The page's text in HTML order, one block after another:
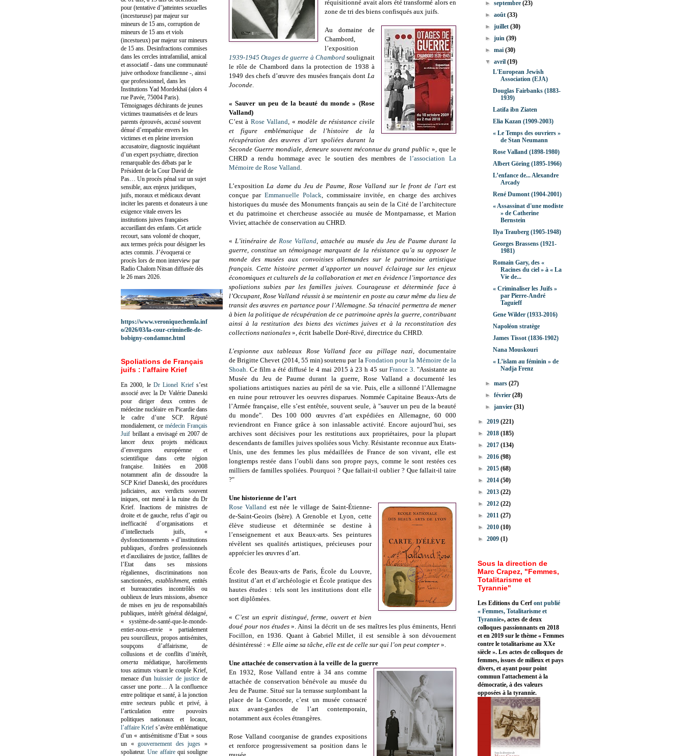
réquisitionné avait alors été transformé alors en
zone de tri des biens confisqués aux juifs.
Au domaine de
Chambord,
l’exposition
1939-1945 Otages de guerre à Chambordsoulignait
le rôle de Chambord dans la protection de 1938 à
1949 des chefs d’œuvre des musées français dont La
Joconde.
« Sauver un peu de la beauté du monde » (Rose
Valland)
C’est à Rose Valland, «modèle de résistance civile
et figure emblématique de l’histoire de la
récupération des œuvres d’art spoliées durant la
Seconde Guerre mondiale, demeure souvent méconnue du grand public », que le
CHRD a rendu hommage avec le soutien des membres del’association La
Mémoire de Rose Valland.
L’expositionLa dame du Jeu de Paume, Rose Valland sur le front de l'artest
conçue par Emmanuelle Polack, commissaire invitée, en charge des archives
historiques du musée des Monuments français au sein de la Cité de l’architecture
et du patrimoine et chercheuse associée au musée de Montparnasse, et Marion
Vivier, attachée de conservation au CHRD.
«L’itinéraire deRose Valland, attachée au musée du Jeu de Paume durant la
guerre, constitue un témoignage marquant de la résistance qu’a su opposer le
monde des musées aux convoitises allemandes sur le patrimoine artistique
français. Cette histoire permet d’apporter un nouvel éclairage sur les enjeux
économiques et culturels de la collaboration et met en évidence l’importance des
spoliations subies par les familles juives. Courageuse et déterminée face à
l’Occupant, Rose Valland réussit à se maintenir en poste au cœur même du lieu de
transit des œuvres en partance pour l’Allemagne. Sa ténacité permettra de mener
à bien la politique de récupération de ce patrimoine après la guerre, contribuant
ainsi à la restitution des biens des victimes juives et à la reconstitution des
collections nationales », écrit Isabelle Doré-Rivé, directrice du CHRD.
L'espionne aux tableaux Rose Valland face au pillage nazi, documentaire
de Brigitte Chevet (2014, 55 min) soutenu par la Fondation pour la Mémoire de la
Shoah. Ce film a été diffusé le 4 mai 2015 à 23 h 45 sur France 3. "Assistante au
Musée du Jeu de Paume durant la guerre, Rose Valland a documenté les
spoliations artistiques nazies au péril de sa vie. Puis, elle a sillonné l’Allemagne
en ruine pour retrouver les oeuvres disparues. Nommée Capitaine Beaux-Arts de
l’Armée française, elle s’est entêtée, souvent seule, à "sauver un peu de la beauté
du monde". Des 100 000 œuvres d’art expédiées en Allemagne, 60 000
reviendront en France grâce à son inlassable activité. Encore aujourd’hui, ses
archives sont décisives pour les restitutions aux propriétaires, pour la plupart
descendants de familles juives spoliées sous Vichy. Résistante reconnue aux Etats-
Unis, une des femmes les plus médaillées de France de son vivant, elle est
longtemps restée dans l’oubli dans son propre pays, comme le sont restées ces
milliers de familles spoliées. Pourquoi ? Que fallait-il oublier ? Que fallait-il taire
?"
Une historienne de l’art
Rose Valland est née le village de Saint-Étienne-
de-Saint-Geoirs (Isère). A Grenoble et Lyon, cette
élève studieuse et déterminée se destine à
l’enseignement et aux Beaux-arts. Ses peintures
révèlent ses qualités artistiques, précieuses pour
apprécier les œuvres d’art.
École des Beaux-arts de Paris, École du Louvre,
Institut d’art et d’archéologie et École pratique des
hautes études : tels sont les institutions dont elle
sort diplômées.
«C’est un esprit distingué, ferme, ouvert et bien
doué pour nos études». Ainsi la décrit un de ses maîtres les plus éminents, Henri
Focillon, en 1936. Quant à Gabriel Millet, il est sensible à son dévouement
désintéressé : « Elle aime sa tâche, elle est de celle sur qui l’on peut compter ».
Une attachée de conservation à la veille de la guerre
En 1932, Rose Valland entre à 34 ans comme
attachée de conservation bénévole au musée du
Jeu de Paume. Situé sur la terrasse surplombant la
place de la Concorde, c’est un musée consacré
aux avant-gardes de l’art contemporain,
notamment aux écoles étrangères.
Rose Valland coorganise de grandes expositions
et renforce progressivement sa position dans le
pour (tentative d’)atteintes sexuelles
(incestueuse) par majeur sur
mineurs de 15 ans, corruption de
mineurs de 15 ans et viols
(incestueux) par majeur sur mineurs
de 15 ans. Desinfractions commises
dans les cercles intrafamilial, amical
et associatif - dans une communauté
juive orthodoxe francilienne -, ainsi
que professionnel, dans les
Institutions Yad Mordekhaï (alors 4
rue Pavée, 75004 Paris).
Témoignages déchirants de jeunes
victimes traumatisées et de leurs
parents éprouvés, accusé souvent
dénué d’empathie envers les
victimes et en pleine inversion
accusatoire, diagnostic inquiétant
d’un expert psychiatre, direction
remarquable des débats par le
Président de la Cour David de
Pas… Un procès pénal sur un sujet
sensible, aux enjeux juridiques,
juifs, moraux et médicaux devant
inciter les parents et donateurs à une
exigence vitale envers les
institutions juives françaises
accueillant des enfants. Cet article
recourt, sans volonté de choquer,
aux termes précis pour désigner les
actes commis. J’évoquerai ce
procès lors de mon interview par
Radio Chalom Nitsan diffusée dès
le 26 mars 2026.
https://www.veroniquechemla.inf
o/2026/03/la-cour-criminelle-de-
bobigny-condamne.html
Spoliations de Français
juifs : l’affaire Krief
En 2000, le Dr Lionel Kriefs’est
associé avec la Dr Valérie Daneski
pour diriger deux centres de
médecine nucléaire en Picardie dans
le cadre d’une SCP. Réputé
mondialement, ce médecin Français
Juif brillant a envisagé en 2007 de
lancer deux projets médicaux
d’envergures européenne et
scientifique dans cette région
française. Initiées en 2008
notamment afin de dissoudre la
SCP Krief Daneski, des procédures
judiciaires, aux verdicts souvent
iniques, ont mené à la ruine du Dr
Krief. Inactions de ministres de
droite et de gauche, refus d’agir ou
inefficacité d’organisations et
d’intellectuels juifs, «
dysfonctionnements » d’institutions
publiques, d'ordres professionnels
et d'auxiliaires de justice, faillites de
l’Etat dans ses missions
régaliennes, discriminations non
sanctionnées, establishment, entités
et bureaucraties incontrôlés ou
oublieux de leurs missions, absence
de mises en jeu de responsabilités
publiques, intérêt général dédaigné,
« système-de-santé-que-le-monde-
entier-nous-envie » partialement
peu sourcilleux, propos antisémites,
soupçons d’affairisme, de
collusions et de conflits d’intérêt,
omerta médiatique, harcèlements
tous azimuts visant le couple Krief,
menace d'unhuissier de justicede
casser une porte… A la confluence
entre politique et santé, à la jonction
entre secteurs public et privé, à
l’articulation entre pouvoirs
politiques nationaux et locaux,
l’affaire Krief s’avère emblématique
d’un « antisémitisme d’Etat » sous
un «gouvernement des juges »
spoliateur.Une affairequi souligne
►septembre(23)
►août(33)
►juillet(30)
►juin(39)
►mai(30)
▼avril(19)
L'European Jewish
Association (EJA)
Douglas Fairbanks (1883-
1939)
Latifa ibn Ziaten
Elia Kazan (1909-2003)
« Le Temps des ouvriers »
de Stan Neumann
Rose Valland (1898-1980)
Albert Göring (1895-1966)
L’enfance de... Alexandre
Arcady
René Dumont (1904-2001)
« Assassinat d'une modiste
» de Catherine
Bernstein
Ilya Trauberg (1905-1948)
Georges Brassens (1921-
1981)
Romain Gary, des «
Racines du ciel » à « La
Vie de...
« Criminaliser les Juifs »
par Pierre-André
Taguieff
Gene Wilder (1933-2016)
Napoléon stratège
James Tissot (1836-1902)
Nana Mouskouri
« L’islam au féminin » de
Nadja Frenz
►mars(27)
►février(28)
►janvier(31)
► 2019 (221)
► 2018 (185)
► 2017 (134)
► 2016 (98)
► 2015 (68)
► 2014 (50)
► 2013 (22)
► 2012 (22)
► 2011 (27)
► 2010 (10)
► 2009 (1)
Sous la direction de
Marc Crapez, "Femmes,
Totalitarisme et
Tyrannie"
Les Editions du Cerfont publié
« Femmes, Totalitarisme et
Tyrannie», actes de deux
colloques passionnants en 2018
et en 2019 sur le thème « Femmes
contre le totalitarisme au XXe
siècle ». Les actes de colloques de
femmes, issues de milieux et pays
divers, et ayant pour point
commun l'attachement à la
démocratie, à des valeurs
opposées à la tyrannie.